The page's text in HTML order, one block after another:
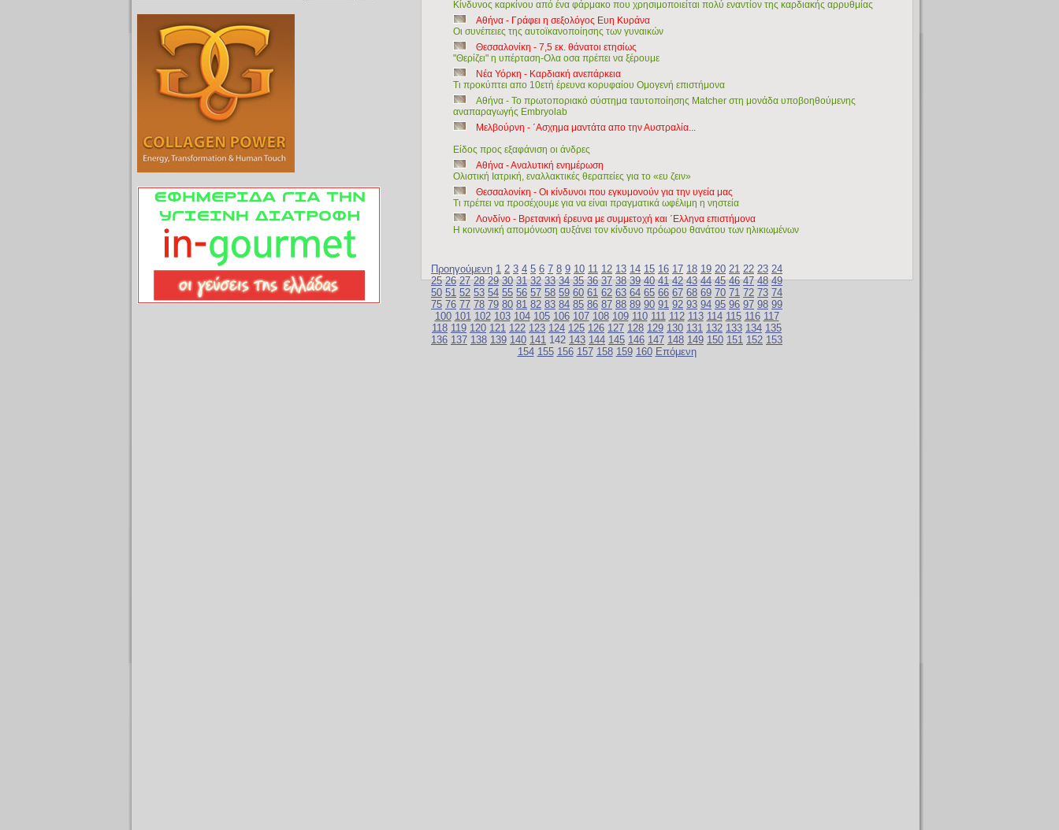
Κίνδυνος καρκίνου από ένα φάρμακο που χρησιμοποιείται πολύ εναντίον της καρδιακής αρρυθμίας
Αθήνα - Γράφει η σεξολόγος Ευη Κυράνα
Οι συνέπειες της αυτοϊκανοποίησης των γυναικών
Θεσσαλονίκη - 7,5 εκ. θάνατοι ετησίως
"Θερίζει" η υπέρταση-Ολα οσα πρέπει να ξέρουμε
Νέα Υόρκη - Καρδιακή ανεπάρκεια
Τι προκύπτει απο 10ετή έρευνα κορυφαίου Ομογενή επιστήμονα
Αθήνα - To πρωτοποριακό σύστημα ταυτοποίησης Matcher στη μονάδα υποβοηθούμενης
αναπαραγωγής Embryolab
Μελβούρνη - ΄Ασχημα μαντάτα απο την Αυστραλία...
Είδος προς εξαφάνιση οι άνδρες
Αθήνα - Αναλυτική ενημέρωση
Ολιστική Ιατρική, εναλλακτικές θεραπείες για το «ευ ζειν»
Θεσσαλονίκη - Οι κίνδυνοι που εγκυμονούν για την υγεία μας
Τι πρέπει να προσέχουμε για να είναι πραγματικά ωφέλιμη η νηστεία
Λονδίνο - Βρετανική έρευνα με συμμετοχή και ΄Ελληνα επιστήμονα
Η κοινωνική απομόνωση αυξάνει τον κίνδυνο πρόωρου θανάτου των ηλικιωμένων
Προηγούμενη 1 2 3 4 5 6 7 8 9 10 11 12 13 14 15 16 17 18 19 20 21 22 23 24
25 26 27 28 29 30 31 32 33 34 35 36 37 38 39 40 41 42 43 44 45 46 47 48 49
50 51 52 53 54 55 56 57 58 59 60 61 62 63 64 65 66 67 68 69 70 71 72 73 74
75 76 77 78 79 80 81 82 83 84 85 86 87 88 89 90 91 92 93 94 95 96 97 98 99
100 101 102 103 104 105 106 107 108 109 110 111 112 113 114 115 116 117
118 119 120 121 122 123 124 125 126 127 128 129 130 131 132 133 134 135
136 137 138 139 140 141 142 143 144 145 146 147 148 149 150 151 152 153
154 155 156 157 158 159 160 Επόμενη